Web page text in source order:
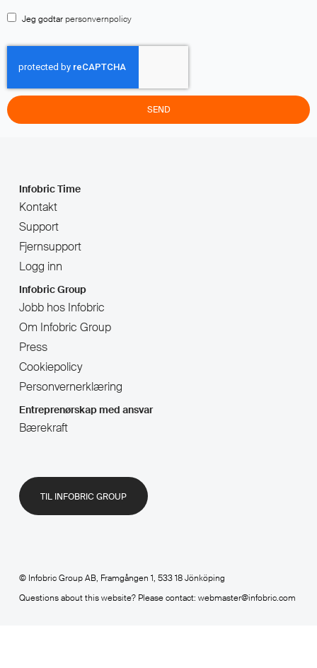
Jeg godtar personvernpolicy
SEND
Infobric Time
Kontakt
Support
Fjernsupport
Logg inn
Infobric Group
Jobb hos Infobric
Om Infobric Group
Press
Cookiepolicy
Personvernerklæring
Entreprenørskap med ansvar
Bærekraft
TIL INFOBRIC GROUP
© Infobric Group AB, Framgången 1, 533 18 Jönköping
Questions about this website? Please contact: webmaster@infobric.com